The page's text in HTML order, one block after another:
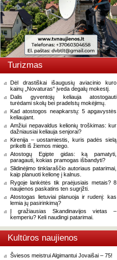
Turizmas
Dėl drastiškai išaugusių aviacinio kuro
kainų „Novaturas“ įveda degalų mokestį.
Dalis gyventojų keliauja atostogauti
turėdami skolų bei pradelstų mokėjimų.
Kad atostogos neapkarstų: 5 apgavystės
keliaujant.
Amžiui nepavaldus kelionių troškimas: kur
dažniausiai keliauja senjorai?
Kirenija – uostamiestis, kuris padės sielą
prikelti iš žiemos miego.
Atostogų Egipte gidas: ką pamatyti,
paragauti, kokias pramogas išbandyti?
Slidinėjimo tinklaraščio autoriaus patarimai,
kaip planuoti kelionę į kalnus.
Rygoje lankėtės tik praėjusiais metais? 8
naujienos paskatins ten sugrįžti.
Atostogas lietuviai planuoja ir rudenį: kas
lemia jų pasirinkimą?
Į gražiausias Skandinavijos vietas –
kemperiu? Keli naudingi patarimai.
Kultūros naujienos
Šviesos meistrui Algimantui Jovaišai – 75!